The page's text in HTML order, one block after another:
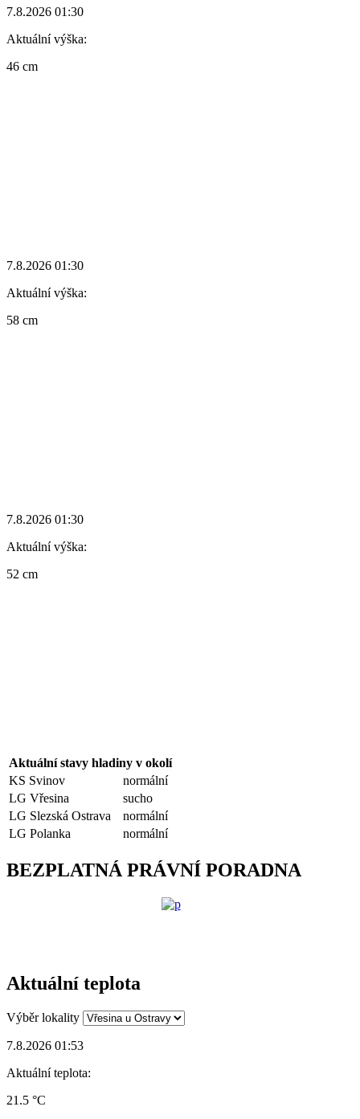
7.8.2026 01:30
Aktuální výška:
46 cm
7.8.2026 01:30
Aktuální výška:
58 cm
7.8.2026 01:30
Aktuální výška:
52 cm
Aktuální stavy hladiny v okolí
KS Svinov
normální
LG Vřesina
sucho
LG Slezská Ostrava
normální
LG Polanka
normální
BEZPLATNÁ PRÁVNÍ PORADNA
Aktuální teplota
Výběr lokality
7.8.2026 01:53
Aktuální teplota:
21.5 °C